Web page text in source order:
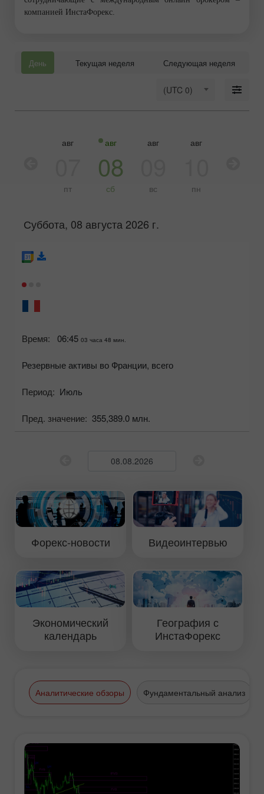
компанией ИнстаФорекс.
День Текущая неделя Следующая неделя
(UTC 0)
авг
пт
авг
08
сб
авг
вс
авг
пн
Суббота, 08 августа 2026 г.
Время: 06:45 03 часа 48 мин.
Резервные активы во Франции, всего
Период: Июль
Пред. значение: 355,389.0 млн.
Форекс-новости Видеоинтервью
Экономический
календарь
География с
ИнстаФорекс
Аналитические обзоры Фундаментальный анализ